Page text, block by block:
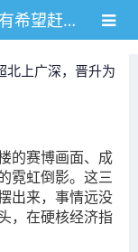
原创 中国正在崛起的3座城市，有希望赶超北上广深，晋升为国际大都市
北上广深，晋升为
的赛博画面、成
霓虹倒影。这三
出来，事情远没
，在硬核经济指